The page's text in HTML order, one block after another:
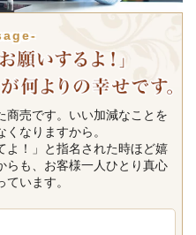
商売です。いい加減なことを
なりますから。
よ！」と指名された時ほど嬉
らも、お客様一人ひとり真心
います。